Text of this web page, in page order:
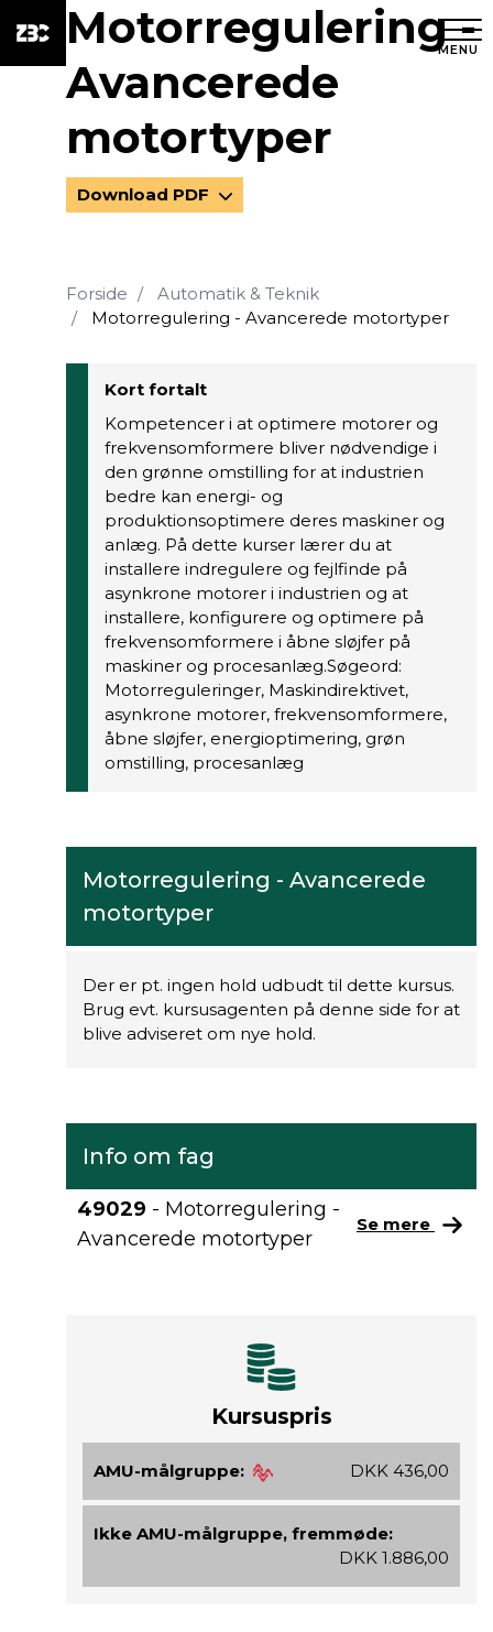
MENU
Motorregulering -
Avancerede
motortyper
Download PDF
Forside
Automatik & Teknik
Motorregulering - Avancerede motortyper
Kort fortalt
Kompetencer i at optimere motorer og
frekvensomformere bliver nødvendige i
den grønne omstilling for at industrien
bedre kan energi- og
produktionsoptimere deres maskiner og
anlæg. På dette kurser lærer du at
installere indregulere og fejlfinde på
asynkrone motorer i industrien og at
installere, konfigurere og optimere på
frekvensomformere i åbne sløjfer på
maskiner og procesanlæg.Søgeord:
Motorreguleringer, Maskindirektivet,
asynkrone motorer, frekvensomformere,
åbne sløjfer, energioptimering, grøn
omstilling, procesanlæg
Motorregulering - Avancerede
motortyper
Der er pt. ingen hold udbudt til dette kursus.
Brug evt. kursusagenten på denne side for at
blive adviseret om nye hold.
Info om fag
49029 - Motorregulering -
Avancerede motortyper
Se mere
Kursuspris
AMU-målgruppe: DKK 436,00
Ikke AMU-målgruppe, fremmøde:
DKK 1.886,00